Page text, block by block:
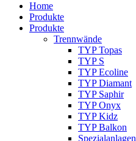
Home
Produkte
Produkte
Trennwände
TYP Topas
TYP S
TYP Ecoline
TYP Diamant
TYP Saphir
TYP Onyx
TYP Kidz
TYP Balkon
Spezialanlagen